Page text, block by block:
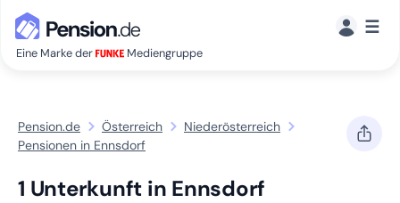
Eine Marke der Mediengruppe
☰
Pension.de Österreich
Niederösterreich
Pensionen in Ennsdorf
1 Unterkunft in Ennsdorf